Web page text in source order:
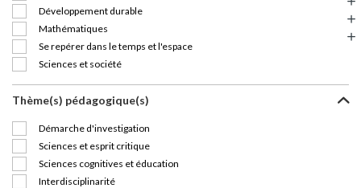
Développement durable
Mathématiques
Se repérer dans le temps et l'espace
Sciences et société
Thème(s) pédagogique(s)
Démarche d'investigation
Sciences et esprit critique
Sciences cognitives et éducation
Interdisciplinarité